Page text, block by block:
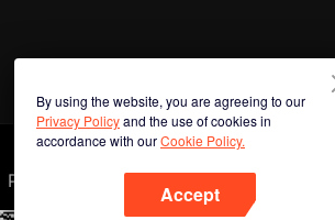
By using the website, you are agreeing to our
Privacy Policyand the use of cookies in
accordance with ourCookie Policy.
Accept
Phone